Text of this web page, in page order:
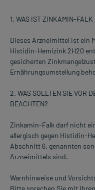
1. WAS IST ZINKAMIN-
Dieses Arzneimittel ist ein
Histidin-Hemizink 2H20
gesicherten
Ernährungsumstellung
2. WAS SOLLTEN SIE VOR
BEACHTEN?
Zinkamin-Falk darf nicht
allergisch gegen Histidin-
Abschnitt 6. genannten
Arzneimittels sind.
Warnhinweise und
Bitte sprechen Sie mit